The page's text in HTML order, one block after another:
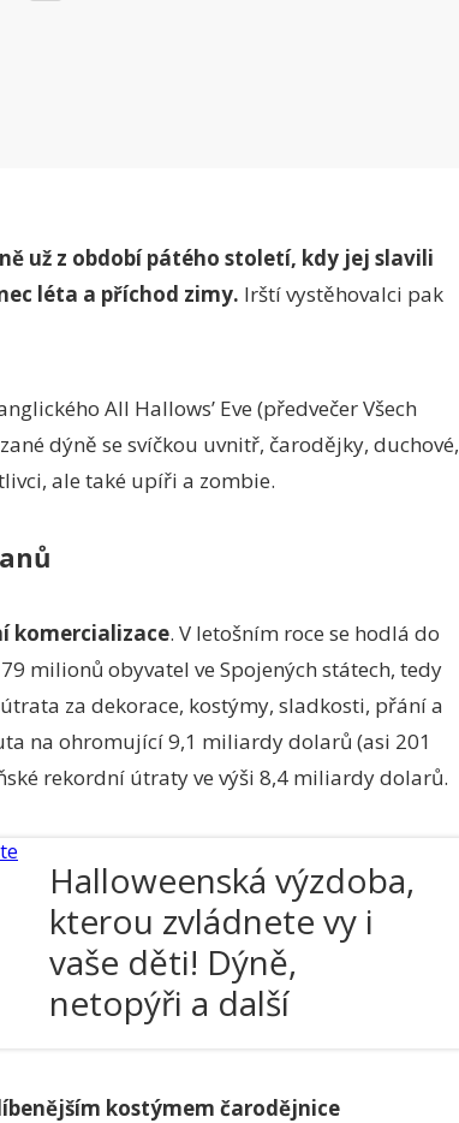
už z období pátého století, kdy jej slavili
léta a příchod zimy. Irští vystěhovalci pak
All Hallows’ Eve (předvečer Všech
dýně se svíčkou uvnitř, čarodějky, duchové,
ale také upíři a zombie.
komercializace. V letošním roce se hodlá do
milionů obyvatel ve Spojených státech, tedy
za dekorace, kostýmy, sladkosti, přání a
na ohromující 9,1 miliardy dolarů (asi 201
rekordní útraty ve výši 8,4 miliardy dolarů.
Halloweenská výzdoba,
kterou zvládnete vy i
vaše děti! Dýně,
netopýři a další
kostýmem čarodějnice